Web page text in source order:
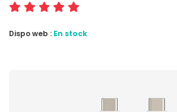
Dispo web : En stock